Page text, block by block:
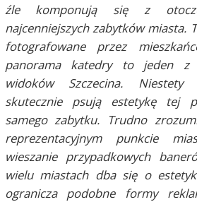
źle komponują się z
najcenniejszych zabytków miasta.
fotografowane przez
panorama katedry to jeden z
widoków Szczecina. Niestety
skutecznie psują estetykę tej
samego zabytku. Trudno
reprezentacyjnym punkcie
wieszanie przypadkowych
wielu miastach dba się o
ogranicza podobne formy